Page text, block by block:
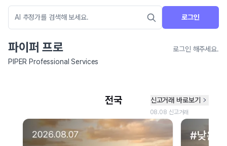
로그인
파이퍼 프로
로그인 해주세요.
PIPER Professional Services